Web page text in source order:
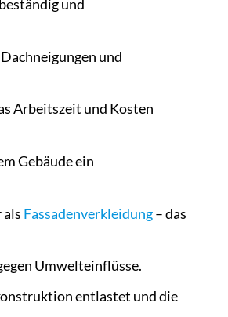
und
und
Arbeitszeit und Kosten
Gebäude ein
Fassadenverkleidung– das
Umwelteinflüsse.
entlastet und die